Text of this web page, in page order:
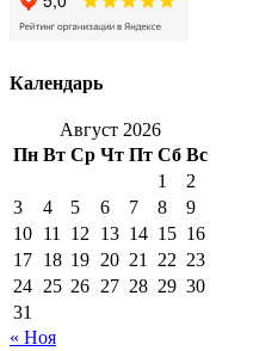
Календарь
Август 2026
Пн Вт Ср Чт Пт Сб Вс
1
2
3
4 5 6 7 8
9
10 11 12 13 14 15 16
17 18 19 20 21 22 23
24 25 26 27 28 29 30
31
« Ноя